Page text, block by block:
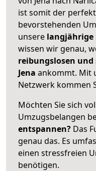
ist somit der
bevorstehenden
unsere langjährige
wissen wir genau,
reibungslosen
Jena ankommt. Mit
Netzwerk kommen
Möchten Sie sich
Umzugsbelangen
entspannen? Das
genau das. Es
einen stressfreien
benötigen.